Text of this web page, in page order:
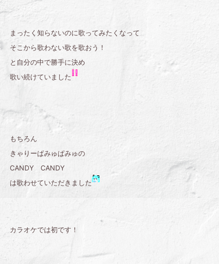
まったく知らないのに歌ってみたくなって
そこから歌わない歌を歌おう！
と自分の中で勝手に決め
歌い続けていました
もちろん
きゃりーぱみゅぱみゅの
CANDY CANDY
は歌わせていただきました
カラオケでは初です！